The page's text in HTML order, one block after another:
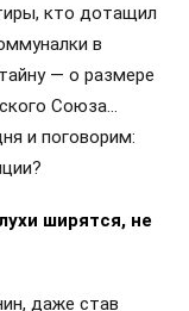
кто дотащил
в
— о размере
Союза…
и поговорим:
ширятся, не
даже став